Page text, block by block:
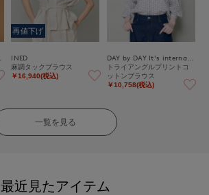
再値下げ
INED
麻調タックブラウス
￥16,940(税込)
トライアングルプリントコ
ットンブラウス
￥10,758(税込)
一覧を見る
最近見たアイテム